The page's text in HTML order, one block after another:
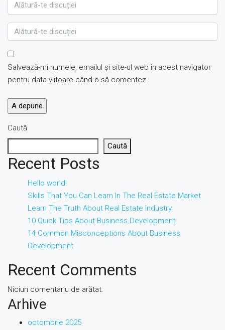
Salvează-mi numele, emailul și site-ul web în acest navigator
pentru data viitoare când o să comentez.
Caută
Caută
Recent Posts
Hello world!
Skills That You Can Learn In The Real Estate Market
Learn The Truth About Real Estate Industry
10 Quick Tips About Business Development
14 Common Misconceptions About Business
Development
Recent Comments
Niciun comentariu de arătat.
Arhive
octombrie 2025